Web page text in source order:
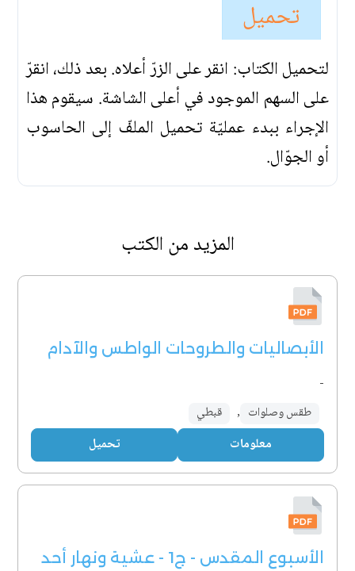
تحميل
لتحميل الكتاب: انقر على الزرّ أعلاه. بعد ذلك، انقرّ
على السهم الموجود في أعلى الشاشة. سيقوم هذا
الإجراء ببدء عمليّة تحميل الملفّ إلى الحاسوب
أو الجوّال.
المزيد من الكتب
الأبصاليات والطروحات الواطس والآدام
-
طقس وصلوات , قبطي
معلومات تحميل
الأسبوع المقدس - ج1 - عشية ونهار أحد